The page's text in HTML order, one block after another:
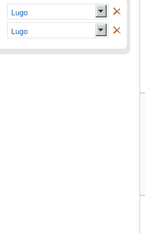
Lugo
Lugo